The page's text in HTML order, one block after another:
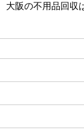
大阪の不用品回収